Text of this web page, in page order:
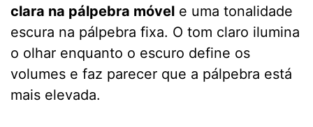
clara na pálpebra móvel e uma tonalidade
escura na pálpebra fixa. O tom claro ilumina
o olhar enquanto o escuro define os
volumes e faz parecer que a pálpebra está
mais elevada.